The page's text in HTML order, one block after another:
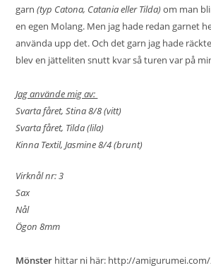
garn(typ Catona, Catania eller Tilda)om man
en egen Molang. Men jag hade redan garnet
använda upp det. Och det garn jag hade
blev en jätteliten snutt kvar så turen var på
Jag använde mig av:
Svarta fåret, Stina 8/8 (vitt)
Svarta fåret, Tilda (lila)
Kinna Textil, Jasmine 8/4 (brunt)
Virknål nr: 3
Sax
Nål
Ögon 8mm
Mönster hittar ni här: http://